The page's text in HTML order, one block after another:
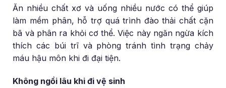
Ăn nhiều chất xơ và uống nhiều nước có thể giúp
làm mềm phân, hỗ trợ quá trình đào thải chất cặn
bã và phân ra khỏi cơ thể. Việc này ngăn ngừa kích
thích các búi trĩ và phòng tránh tình trạng chảy
máu hậu môn khi đi đại tiện.
Không ngồi lâu khi đi vệ sinh